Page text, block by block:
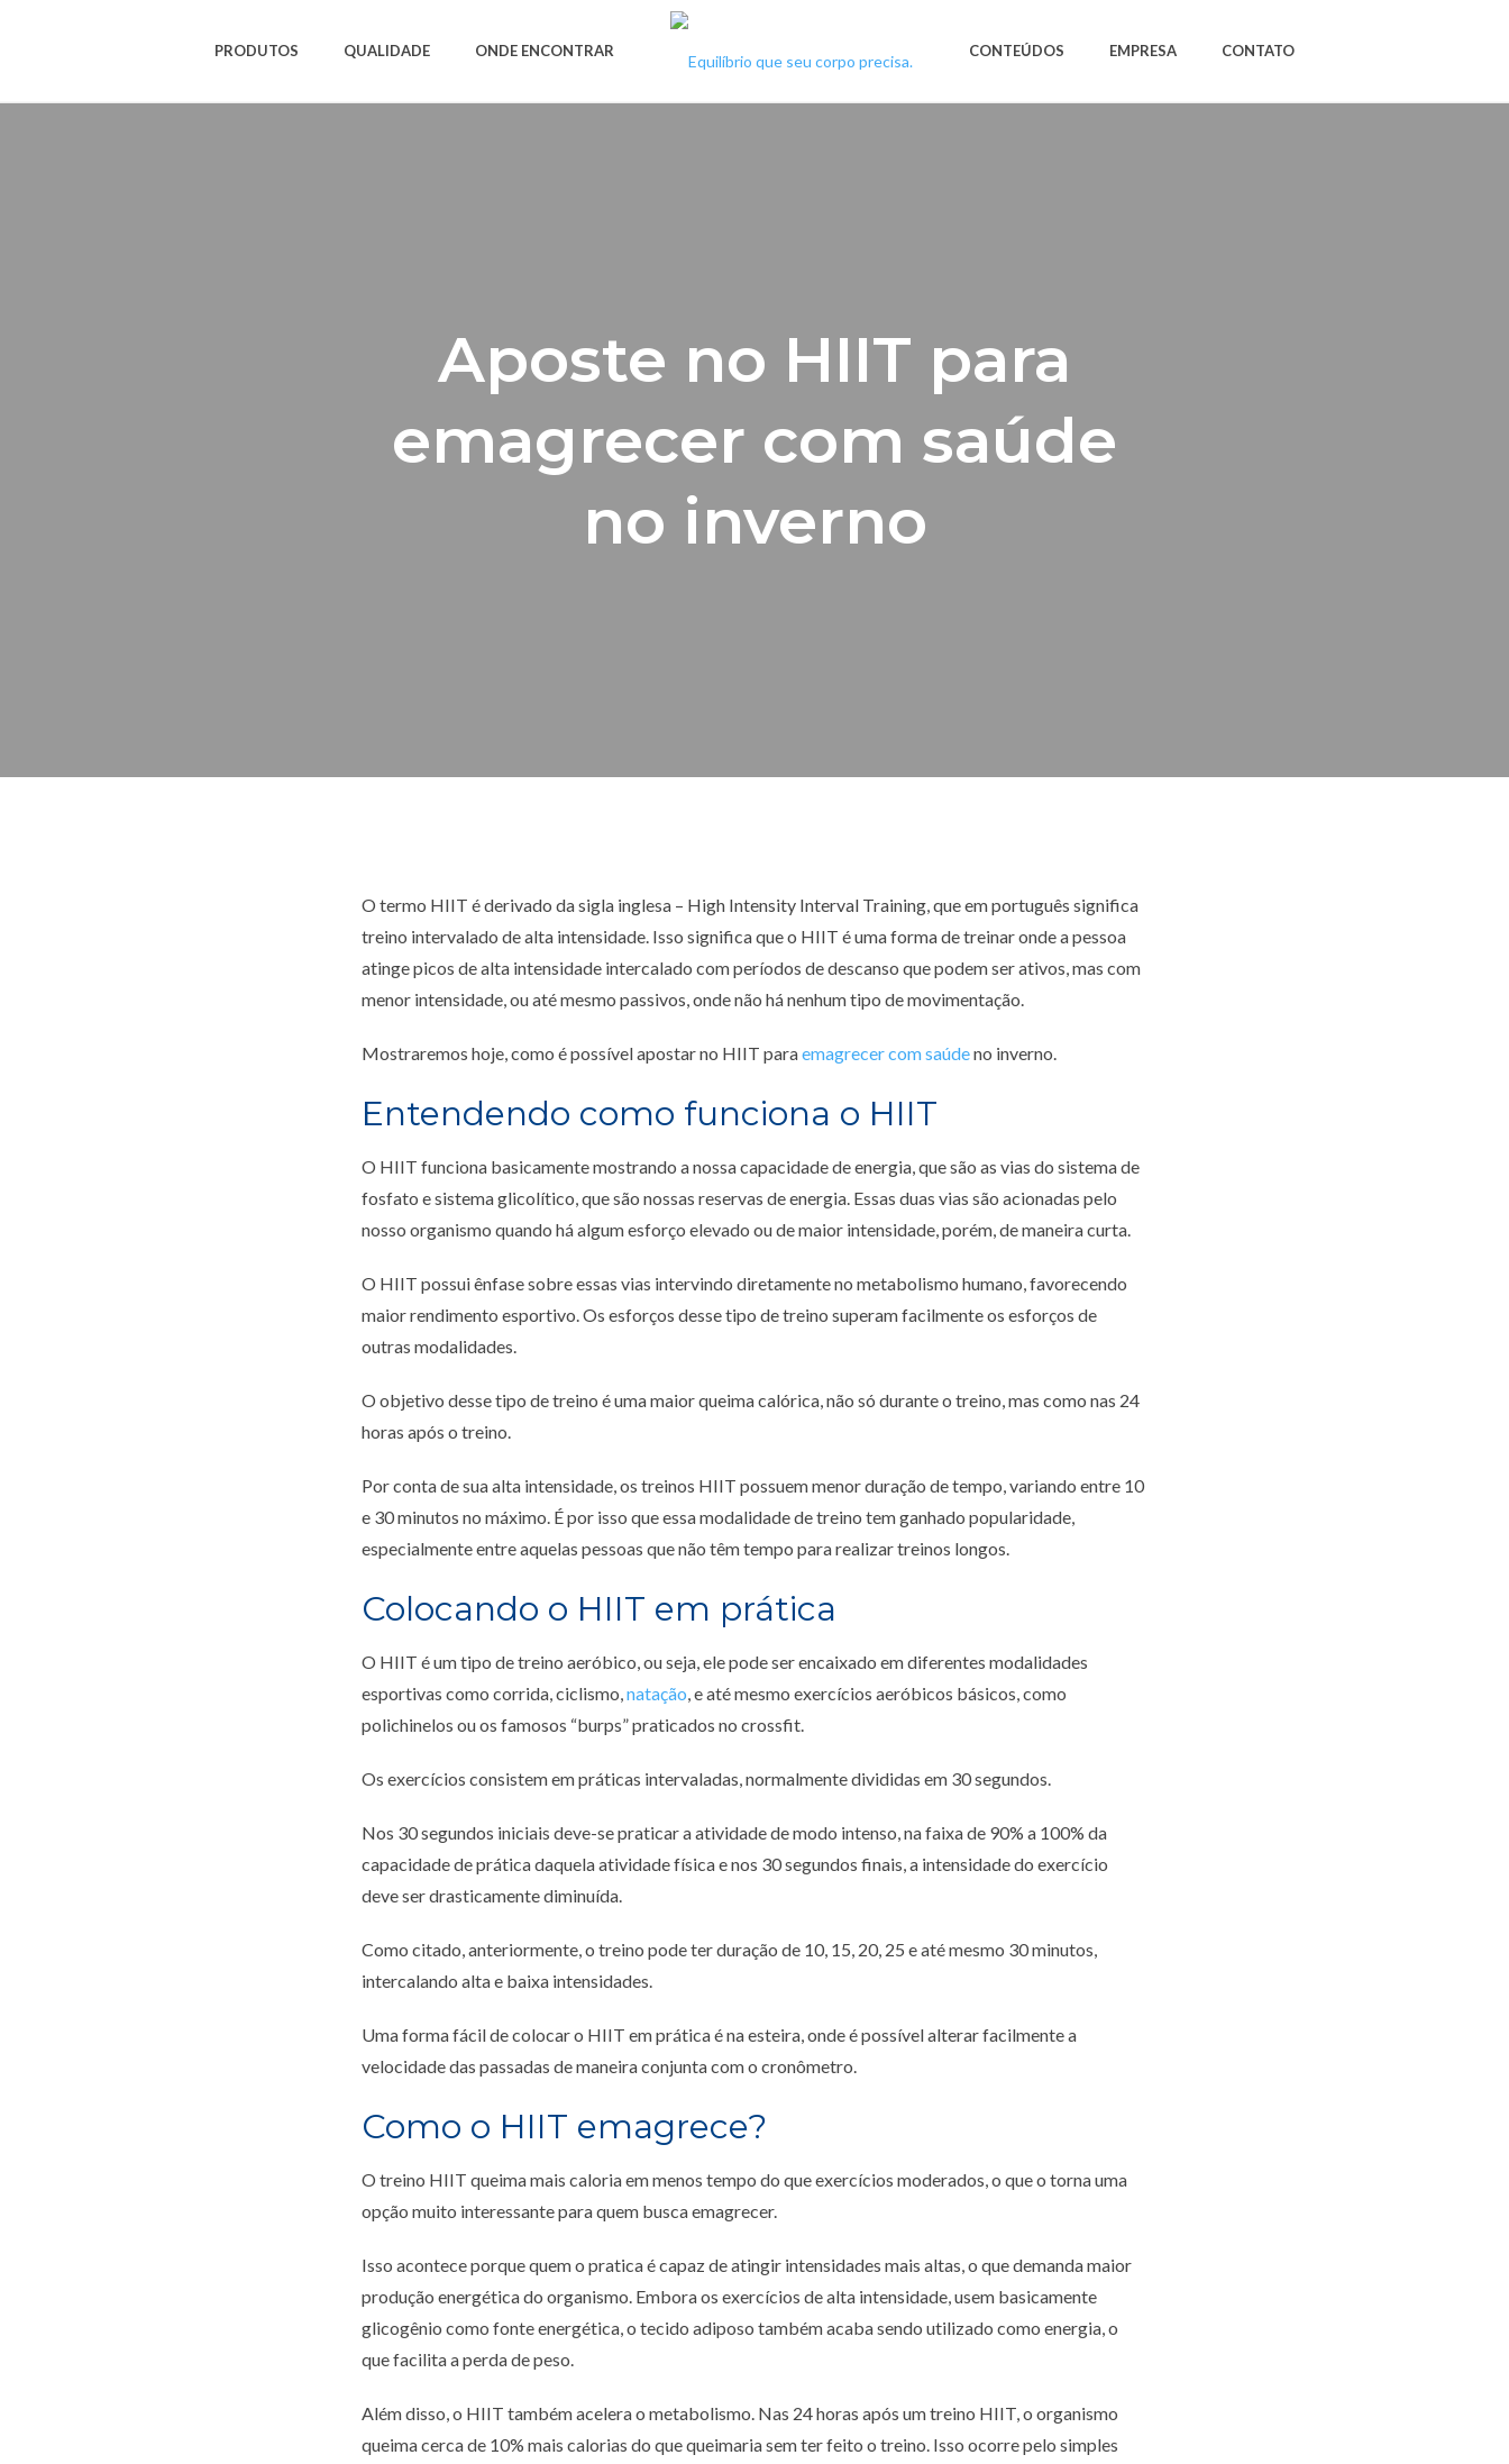
PRODUTOS QUALIDADE ONDE ENCONTRAR CONTEÚDOS EMPRESA CONTATO
Aposte no HIIT para
emagrecer com saúde
no inverno
O termo HIIT é derivado da sigla inglesa – High Intensity Interval Training, que em português significa
treino intervalado de alta intensidade. Isso significa que o HIIT é uma forma de treinar onde a pessoa
atinge picos de alta intensidade intercalado com períodos de descanso que podem ser ativos, mas com
menor intensidade, ou até mesmo passivos, onde não há nenhum tipo de movimentação.
Mostraremos hoje, como é possível apostar no HIIT paraemagrecer com saúdeno inverno.
Entendendo como funciona o HIIT
O HIIT funciona basicamente mostrando a nossa capacidade de energia, que são as vias do sistema de
fosfato e sistema glicolítico, que são nossas reservas de energia. Essas duas vias são acionadas pelo
nosso organismo quando há algum esforço elevado ou de maior intensidade, porém, de maneira curta.
O HIIT possui ênfase sobre essas vias intervindo diretamente no metabolismo humano, favorecendo
maior rendimento esportivo. Os esforços desse tipo de treino superam facilmente os esforços de
outras modalidades.
O objetivo desse tipo de treino é uma maior queima calórica, não só durante o treino, mas como nas 24
horas após o treino.
Por conta de sua alta intensidade, os treinos HIIT possuem menor duração de tempo, variando entre 10
e 30 minutos no máximo. É por isso que essa modalidade de treino tem ganhado popularidade,
especialmente entre aquelas pessoas que não têm tempo para realizar treinos longos.
Colocando o HIIT em prática
O HIIT é um tipo de treino aeróbico, ou seja, ele pode ser encaixado em diferentes modalidades
esportivas como corrida, ciclismo,natação, e até mesmo exercícios aeróbicos básicos, como
polichinelos ou os famosos “burps” praticados no crossfit.
Os exercícios consistem em práticas intervaladas, normalmente divididas em 30 segundos.
Nos 30 segundos iniciais deve-se praticar a atividade de modo intenso, na faixa de 90% a 100% da
capacidade de prática daquela atividade física e nos 30 segundos finais, a intensidade do exercício
deve ser drasticamente diminuída.
Como citado, anteriormente, o treino pode ter duração de 10, 15, 20, 25 e até mesmo 30 minutos,
intercalando alta e baixa intensidades.
Uma forma fácil de colocar o HIIT em prática é na esteira, onde é possível alterar facilmente a
velocidade das passadas de maneira conjunta com o cronômetro.
Como o HIIT emagrece?
O treino HIIT queima mais caloria em menos tempo do que exercícios moderados, o que o torna uma
opção muito interessante para quem busca emagrecer.
Isso acontece porque quem o pratica é capaz de atingir intensidades mais altas, o que demanda maior
produção energética do organismo. Embora os exercícios de alta intensidade, usem basicamente
glicogênio como fonte energética, o tecido adiposo também acaba sendo utilizado como energia, o
que facilita a perda de peso.
Além disso, o HIIT também acelera o metabolismo. Nas 24 horas após um treino HIIT, o organismo
queima cerca de 10% mais calorias do que queimaria sem ter feito o treino. Isso ocorre pelo simples